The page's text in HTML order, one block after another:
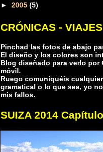
►2005(5)
CRÓNICAS - VIAJES
Pinchad las fotos de abajo
El diseño y los colores son
Blog diseñado para verlo por
móvil.
Ruego comuniquéis
gramatical o lo que sea, yo
mis fallos.
SUIZA 2014